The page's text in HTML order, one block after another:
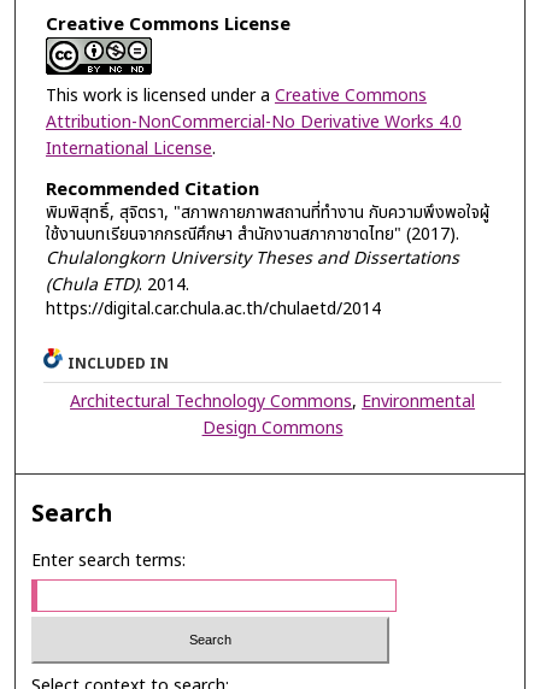
Creative Commons License
This work is licensed under a Creative Commons
Attribution-NonCommercial-No Derivative Works 4.0
International License.
Recommended Citation
พิมพิสุทธิ์, สุจิตรา, "สภาพกายภาพสถานที่ทำงาน กับความพึงพอใจผู้
ใช้งานบทเรียนจากกรณีศึกษา สำนักงานสภากาชาดไทย" (2017).
Chulalongkorn University Theses and Dissertations
(Chula ETD). 2014.
https://digital.car.chula.ac.th/chulaetd/2014
INCLUDED IN
Architectural Technology Commons, Environmental
Design Commons
Search
Enter search terms: